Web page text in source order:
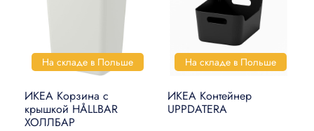
На складе в Польше
ИКЕА Корзина с
крышкой HÅLLBAR
ХОЛЛБАР
На складе в Польше
ИКЕА Контейнер
UPPDATERA